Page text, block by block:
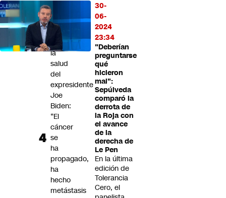
30-
06-
2024
23:34
"Deberían
preguntarse
qué
hicieron
mal":
Sepúlveda
comparó la
derrota de
la Roja con
el avance
de la
derecha de
Le Pen
En la última
edición de
Tolerancia
Cero, el
Hunter
Biden
aborda
la
salud
del
expresidente
Joe
Biden:
“El
cáncer
se
ha
propagado,
ha
hecho
metástasis